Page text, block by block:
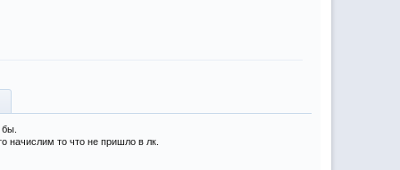
начислим то что не пришло в лк.